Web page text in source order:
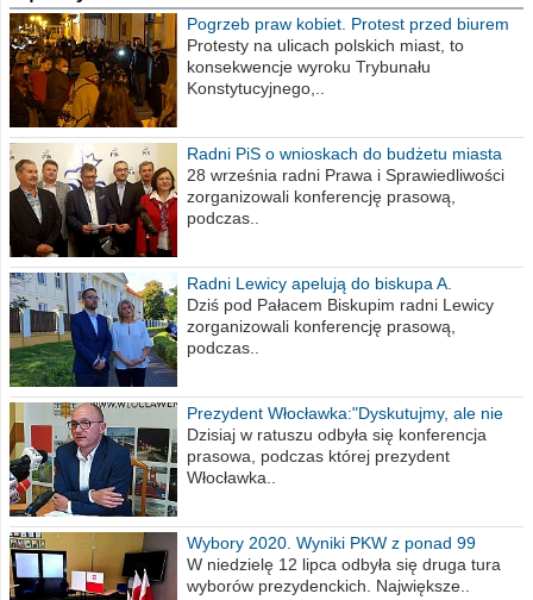
Pogrzeb praw kobiet. Protest przed biurem
poselskim PiS
Protesty na ulicach polskich miast, to
konsekwencje wyroku Trybunału
Konstytucyjnego,..
Radni PiS o wnioskach do budżetu miasta
na 2021 rok
28 września radni Prawa i Sprawiedliwości
zorganizowali konferencję prasową,
podczas..
Radni Lewicy apelują do biskupa A.
Wiesława Meringa
Dziś pod Pałacem Biskupim radni Lewicy
zorganizowali konferencję prasową,
podczas..
Prezydent Włocławka:"Dyskutujmy, ale nie
obrażajmy się”
Dzisiaj w ratuszu odbyła się konferencja
prasowa, podczas której prezydent
Włocławka..
Wybory 2020. Wyniki PKW z ponad 99
procent obwodów
W niedzielę 12 lipca odbyła się druga tura
wyborów prezydenckich. Największe..